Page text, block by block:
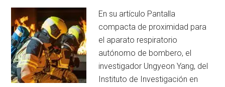
En su artículo Pantalla
compacta de proximidad para
el aparato respiratorio
autónomo de bombero, el
investigador Ungyeon Yang, del
Instituto de Investigación en